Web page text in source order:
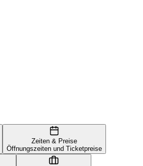
Zeiten & Preise
Öffnungszeiten und Ticketpreise